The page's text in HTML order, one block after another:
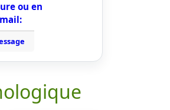
ou en